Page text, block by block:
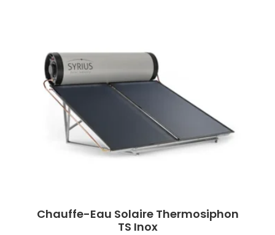
Chauffe-Eau Solaire Thermosiphon
TS Inox